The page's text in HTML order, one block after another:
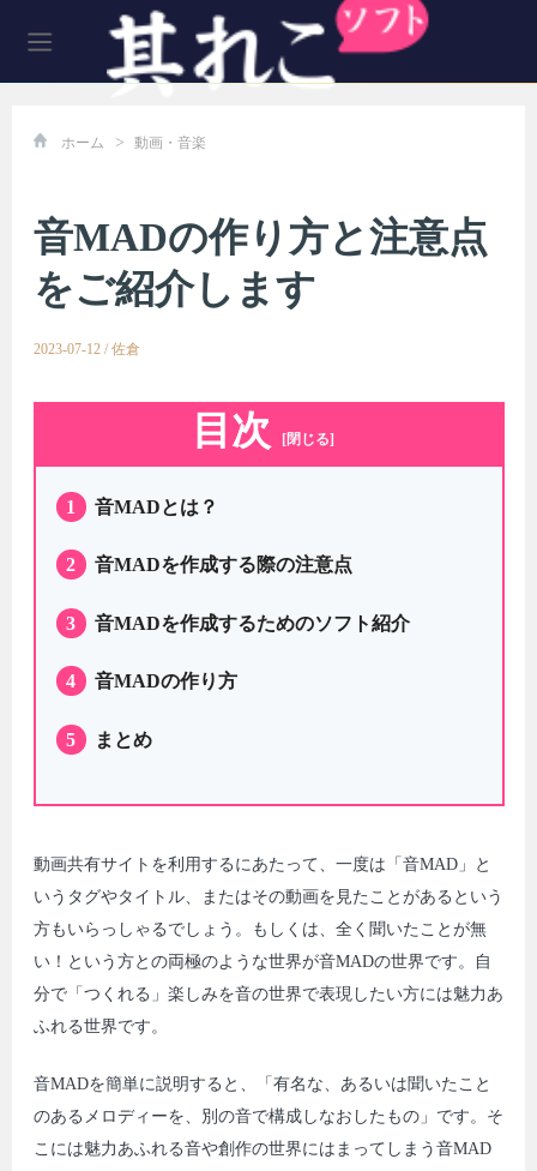
ホーム > 動画・音楽
音MADの作り方と注意点
をご紹介します
2023-07-12 / 佐倉
目次 [閉じる]
1 音MADとは？
2 音MADを作成する際の注意点
3 音MADを作成するためのソフト紹介
4 音MADの作り方
5 まとめ
動画共有サイトを利用するにあたって、一度は「音MAD」と
いうタグやタイトル、またはその動画を見たことがあるという
方もいらっしゃるでしょう。もしくは、全く聞いたことが無
い！という方との両極のような世界が音MADの世界です。自
分で「つくれる」楽しみを音の世界で表現したい方には魅力あ
ふれる世界です。
音MADを簡単に説明すると、「有名な、あるいは聞いたこと
のあるメロディーを、別の音で構成しなおしたもの」です。そ
こには魅力あふれる音や創作の世界にはまってしまう音MAD